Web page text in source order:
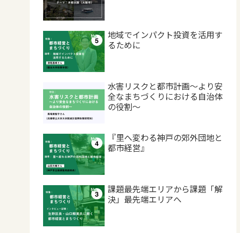
地域でインパクト投資を活用す
るために
水害リスクと都市計画～より安
全なまちづくりにおける自治体
の役割～
『里へ変わる神戸の郊外団地と
都市経営』
課題最先端エリアから課題「解
決」最先端エリアへ